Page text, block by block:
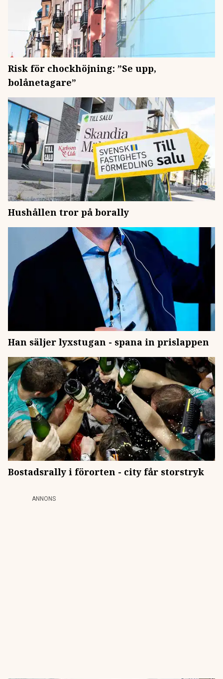
Risk för chockhöjning: ”Se upp,
bolånetagare”
Hushållen tror på borally
Han säljer lyxstugan - spana in prislappen
Bostadsrally i förorten - city får storstryk
ANNONS